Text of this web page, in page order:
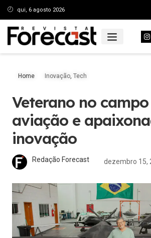
qui, 6 agosto 2026
Home Inovação, Tech
Veterano no
aviação e
inovação
Redação Forecast dezembro 15,